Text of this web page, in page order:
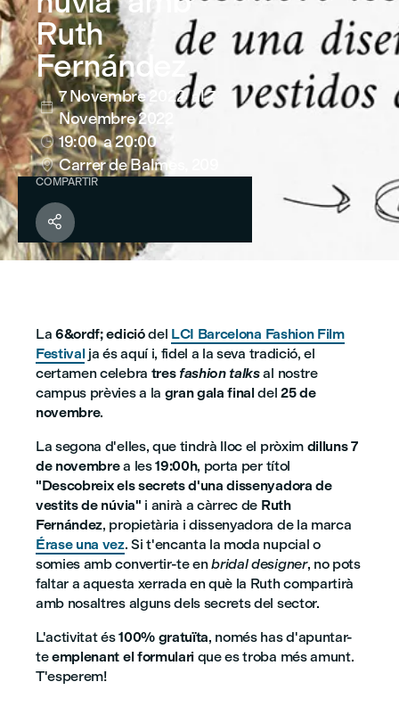
Ruth
Fernández

7 Novembre 2022al 7
Novembre 2022
 19:00a 20:00
 Carrer de Balmes, 209
COMPARTIR

La6&ordf; ediciódel LCI Barcelona Fashion Film
Festivalja és aquí i, fidel a la seva tradició, el
certamen celebra tres fashion talksal nostre
campus prèvies a la gran gala finaldel25 de
novembre.
La segona d'elles, que tindrà lloc el pròxim dilluns 7
de novembrea les19:00h, porta per títol
"Descobreix els secrets d'una dissenyadora de
vestits de núvia" i anirà a càrrec de Ruth
Fernández, propietària i dissenyadora de la marca
Érase una vez. Si t'encanta la moda nupcial o
somies amb convertir-te enbridal designer, no pots
faltar a aquesta xerrada en què la Ruth compartirà
amb nosaltres alguns dels secrets del sector.
L'activitat és100% gratuïta, només has d'apuntar-
teemplenant el formulari que es troba més amunt.
T'esperem!